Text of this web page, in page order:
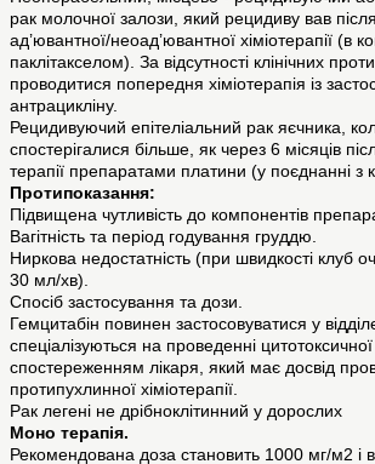
рак молочної залози, який рецидиву вав
ад’ювантної/неоад’ювантної хіміотерапії (в
паклітакселом). За відсутності клінічних
проводитися попередня хіміотерапія із
антрацикліну.
Рецидивуючий епітеліальний рак яєчника,
спостерігалися більше, як через 6 місяців
терапії препаратами платини (у поєднанні з
Протипоказання:
Підвищена чутливість до компонентів
Вагітність та період годування груддю.
Ниркова недостатність (при швидкості клуб
30 мл/хв).
Спосіб застосування та дози.
Гемцитабін повинен застосовуватися у
спеціалізуються на проведенні цитотоксичної
спостереженням лікаря, який має досвід
протипухлинної хіміотерапії.
Рак легені не дрібноклітинний у дорослих
Моно терапія.
Рекомендована доза становить 1000 мг/м2 і